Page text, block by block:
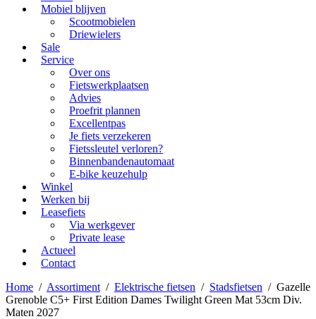
Mobiel blijven
Scootmobielen
Driewielers
Sale
Service
Over ons
Fietswerkplaatsen
Advies
Proefrit plannen
Excellentpas
Je fiets verzekeren
Fietssleutel verloren?
Binnenbandenautomaat
E-bike keuzehulp
Winkel
Werken bij
Leasefiets
Via werkgever
Private lease
Actueel
Contact
Home / Assortiment / Elektrische fietsen / Stadsfietsen / Gazelle
Grenoble C5+ First Edition Dames Twilight Green Mat 53cm Div.
Maten 2027